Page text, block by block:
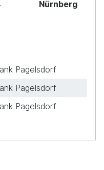
Nürnberg
Pagelsdorf
Pagelsdorf
Pagelsdorf